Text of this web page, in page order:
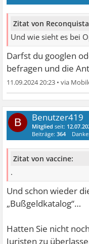
Zitat von
Und wie sieht es bei
Darfst du googlen
befragen und die
11.09.2024 20:23 •
B Benutzer419
Mitglied seit:
Beiträge:364
Zitat von vaccine:
.
Und schon wieder
„Bußgeldkatalog“…
Hatten Sie nicht
Juristen zu